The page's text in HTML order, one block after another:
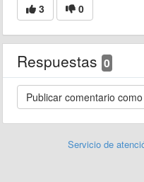
3 0
Respuestas 0
Servicio de